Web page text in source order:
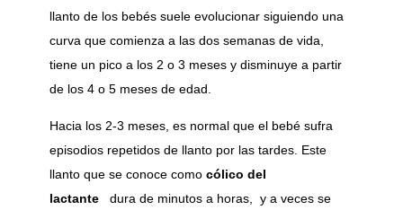
llanto de los bebés suele evolucionar siguiendo una
curva que comienza a las dos semanas de vida,
tiene un pico a los 2 o 3 meses y disminuye a partir
de los 4 o 5 meses de edad.
Hacia los 2-3 meses, es normal que el bebé sufra
episodios repetidos de llanto por las tardes. Este
llanto que se conoce como cólico del
lactante
dura de minutos a horas, y a veces se